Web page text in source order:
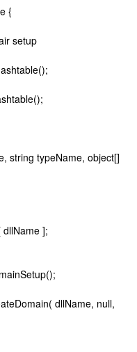
{
setup
string typeName, object[]
];
dllName, null,